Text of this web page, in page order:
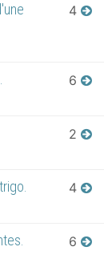
4
6
2
4
6